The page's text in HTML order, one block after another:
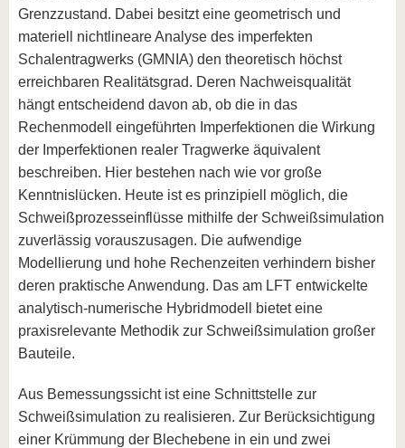
Grenzzustand. Dabei besitzt eine geometrisch und
materiell nichtlineare Analyse des imperfekten
Schalentragwerks (GMNIA) den theoretisch höchst
erreichbaren Realitätsgrad. Deren Nachweisqualität
hängt entscheidend davon ab, ob die in das
Rechenmodell eingeführten Imperfektionen die Wirkung
der Imperfektionen realer Tragwerke äquivalent
beschreiben. Hier bestehen nach wie vor große
Kenntnislücken. Heute ist es prinzipiell möglich, die
Schweißprozesseinflüsse mithilfe der Schweißsimulation
zuverlässig vorauszusagen. Die aufwendige
Modellierung und hohe Rechenzeiten verhindern bisher
deren praktische Anwendung. Das am LFT entwickelte
analytisch-numerische Hybridmodell bietet eine
praxisrelevante Methodik zur Schweißsimulation großer
Bauteile.
Aus Bemessungssicht ist eine Schnittstelle zur
Schweißsimulation zu realisieren. Zur Berücksichtigung
einer Krümmung der Blechebene in ein und zwei